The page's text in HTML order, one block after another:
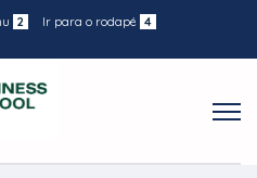
2 Ir para o rodapé 4